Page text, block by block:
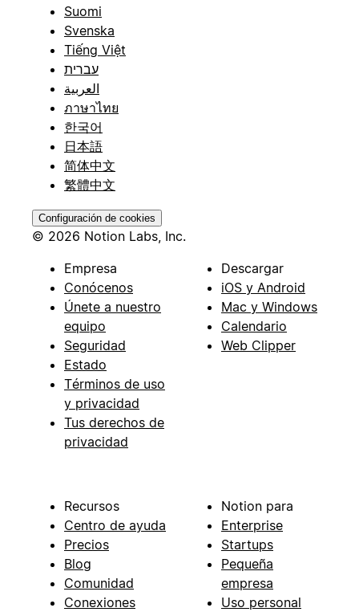
Suomi
Svenska
Tiếng Việt
עברית
العربية
ภาษาไทย
한국어
日本語
简体中文
繁體中文
Configuración de cookies
© 2026 Notion Labs, Inc.
Empresa
Conócenos
Únete a nuestro
equipo
Seguridad
Estado
Términos de uso
y privacidad
Tus derechos de
privacidad
Descargar
iOS y Android
Mac y Windows
Calendario
Web Clipper
Recursos
Centro de ayuda
Precios
Blog
Comunidad
Conexiones
Notion para
Enterprise
Startups
Pequeña
empresa
Uso personal